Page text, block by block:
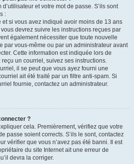
et votre mot de passe. S’ils sont
:
et si vous avez indiqué avoir moins de 13 ans
vous devrez suivre les instructions reçues par
également nécessiter que toute nouvelle
par vous-même ou par un administrateur avant
Cette information est indiquée lors de
reçu un courriel, suivez ses instructions.
il se peut que vous ayez fourni une
ait été traité par un filtre anti-spam. Si
fournie, contactez un administrateur.
?
cela. Premièrement, vérifiez que votre
passe soient corrects. S’ils le sont, contactez
vérifier que vous n’avez pas été banni. Il est
du site Internet ait une erreur de
devra la corriger.